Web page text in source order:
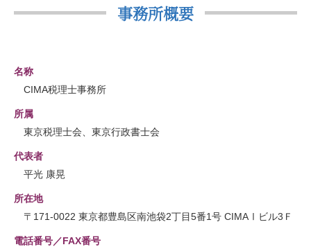
事務所概要
名称
CIMA税理士事務所
所属
東京税理士会、東京行政書士会
代表者
平光 康晃
所在地
〒171-0022 東京都豊島区南池袋2丁目5番1号 CIMAⅠビル3Ｆ
電話番号／FAX番号